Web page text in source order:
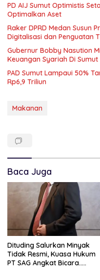
PD AIJ Sumut Optimistis
Optimalkan Aset
Raker DPRD Medan Susun
Digitalisasi dan Penguatan
Gubernur Bobby Nasution
Keuangan Syariah Di Sumut
PAD Sumut Lampaui 50%
Rp6,9 Triliun
Makanan
Baca Juga
Dituding Salurkan Minyak
Tidak Resmi, Kuasa Hukum
PT SAG Angkat Bicara…..